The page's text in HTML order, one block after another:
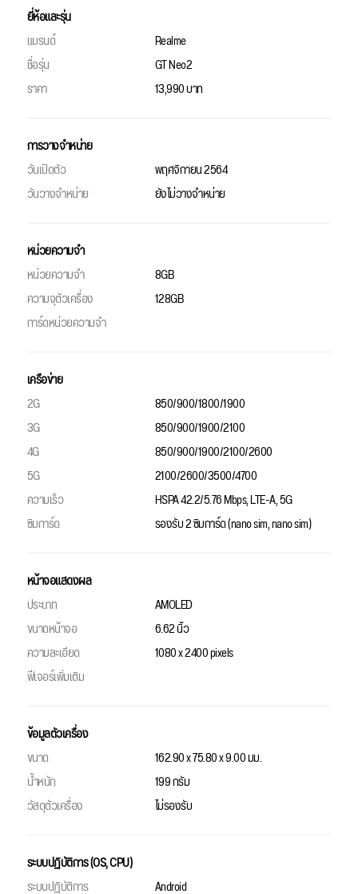
ยี่ห้อและรุ่น
แบรนด์
Realme
ชื่อรุ่น
GT Neo2
ราคา
13,990 บาท
การวางจำหน่าย
วันเปิดตัว
พฤศจิกายน 2564
วันวางจำหน่าย
ยังไม่วางจำหน่าย
หน่วยความจำ
หน่วยความจำ
8GB
ความจุตัวเครื่อง
128GB
การ์ดหน่วยความจำ
เครือข่าย
2G
850/900/1800/1900
3G
850/900/1900/2100
4G
850/900/1900/2100/2600
5G
2100/2600/3500/4700
ความเร็ว
HSPA 42.2/5.76 Mbps, LTE-A, 5G
ซิมการ์ด
รองรับ 2 ซิมการ์ด (nano sim, nano sim)
หน้าจอแสดงผล
ประเภท
AMOLED
ขนาดหน้าจอ
6.62 นิ้ว
ความละเอียด
1080 x 2400 pixels
ฟีเจอร์เพิ่มเติม
ข้อมูลตัวเครื่อง
ขนาด
162.90 x 75.80 x 9.00 มม.
น้ำหนัก
199 กรัม
วัสดุตัวเครื่อง
ไม่รองรับ
ระบบปฏิบัติการ (OS, CPU)
ระบบปฏิบัติการ
Android